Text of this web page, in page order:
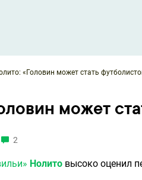
«Головин может стать
может
2
Нолито высоко оценил